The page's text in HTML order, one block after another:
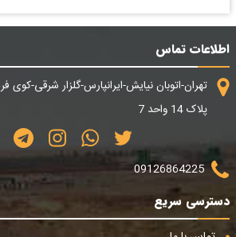
اطلاعات تماس
تهران-اتوبان نیایش-ایرانپارس-گلزار شرقی-
پلاک 14 واحد 7
09126864225
دسترسی سریع